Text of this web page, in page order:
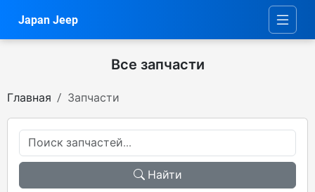
Japan Jeep
Все запчасти
Главная Запчасти
Найти